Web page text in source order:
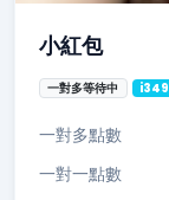
小紅包
一對多等待中 i349
一對多點數
一對一點數